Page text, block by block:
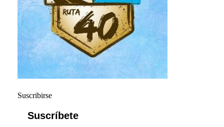
Suscribirse
Suscríbete